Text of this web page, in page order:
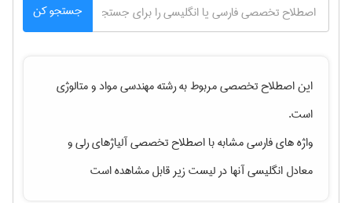
جستجو کن
این اصطلاح تخصصی مربوط به رشتهمهندسی مواد و متالوژی
است.
واژه های فارسی مشابه با اصطلاح تخصصیآلیاژهای رلیو
معادل انگلیسی آنها در لیست زیر قابل مشاهده است